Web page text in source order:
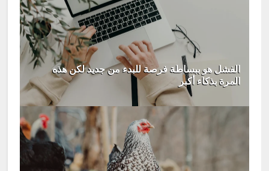
الفشل هو ببساطة فرصة للبدء من جديد لكن هذه
المرة بذكاء أكبر